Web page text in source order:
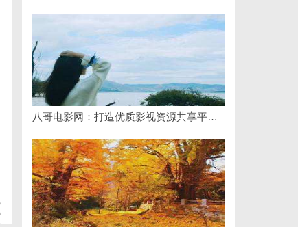
八哥电影网：打造优质影视资源共享平台的创新之路